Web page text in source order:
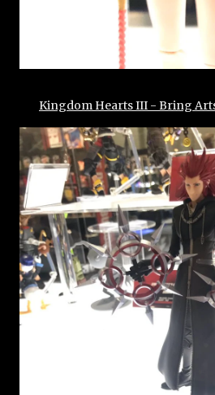
Kingdom Hearts III - Bring